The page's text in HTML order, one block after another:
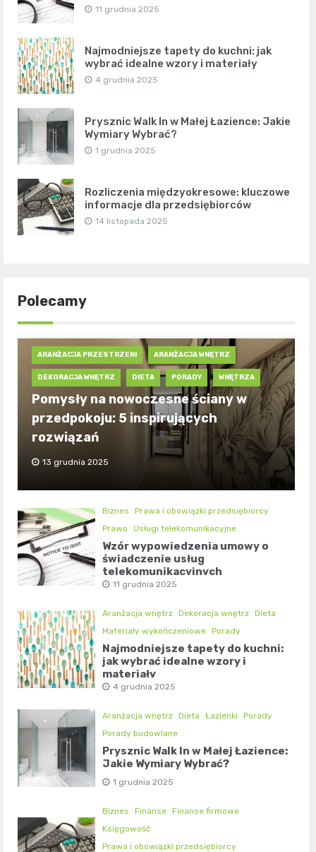
11 grudnia 2025
Najmodniejsze tapety do kuchni: jak
wybrać idealne wzory i materiały
4 grudnia 2025
Prysznic Walk In w Małej Łazience: Jakie
Wymiary Wybrać?
1 grudnia 2025
Rozliczenia międzyokresowe: kluczowe
informacje dla przedsiębiorców
14 listopada 2025
Polecamy
ARANŻACJA PRZESTRZENI ARANŻACJA WNĘTRZ
DEKORACJA WNĘTRZ DIETA PORADY WNĘTRZA
Pomysły na nowoczesne ściany w
przedpokoju: 5 inspirujących
rozwiązań
13 grudnia 2025
Biznes
Prawa i obowiązki przedsiębiorcy
Prawo
Usługi telekomunikacyjne
Wzór wypowiedzenia umowy o
świadczenie usług
telekomunikacyjnych
11 grudnia 2025
Aranżacja wnętrz Dekoracja wnętrz Dieta
Materiały wykończeniowe Porady
Najmodniejsze tapety do kuchni:
jak wybrać idealne wzory i
materiały
4 grudnia 2025
Aranżacja wnętrz Dieta Łazienki
Porady
Porady budowlane
Prysznic Walk In w Małej Łazience:
Jakie Wymiary Wybrać?
1 grudnia 2025
Biznes Finanse Finanse firmowe
Księgowość
Prawa i obowiązki przedsiębiorcy